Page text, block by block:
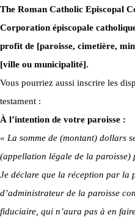
The Roman Catholic Episcopal
Corporation épiscopale
profit de [paroisse, cimetière,
[ville ou municipalité].
Vous pourriez aussi inscrire les
testament :
À l’intention de votre paroisse :
« La somme de (montant) dollars
(appellation légale de la paroisse)
Je déclare que la réception par la
d’administrateur de la paroisse
fiduciaire, qui n’aura pas à en